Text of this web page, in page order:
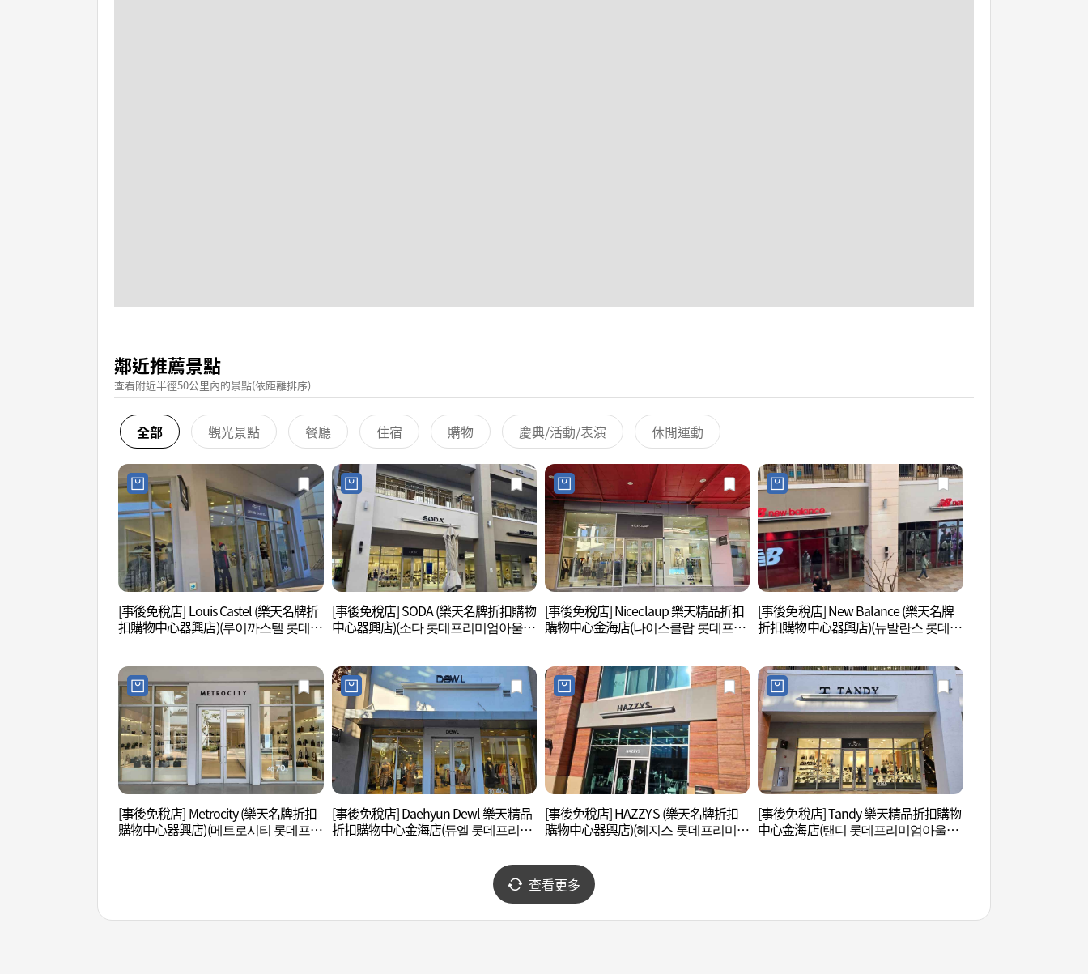
鄰近推薦景點
查看附近半徑50公里內的景點(依距離排序)
全部 觀光景點 餐廳 住宿 購物 慶典/活動/表演 休閒運動
[事後免稅店] Louis Castel (樂天名牌折
扣購物中心器興店)(루이까스텔 롯데프
[事後免稅店] SODA (樂天名牌折扣購物
中心器興店)(소다 롯데프리미엄아울렛
[事後免稅店] Niceclaup 樂天精品折扣
購物中心金海店(나이스클랍 롯데프리
[事後免稅店] New Balance (樂天名牌
折扣購物中心器興店)(뉴발란스 롯데프
[事後免稅店] Metrocity (樂天名牌折扣
購物中心器興店)(메트로시티 롯데프리
[事後免稅店] Daehyun Dewl 樂天精品
折扣購物中心金海店(듀엘 롯데프리미
[事後免稅店] HAZZYS (樂天名牌折扣
購物中心器興店)(헤지스 롯데프리미엄
[事後免稅店] Tandy 樂天精品折扣購物
中心金海店(탠디 롯데프리미엄아울렛
查看更多